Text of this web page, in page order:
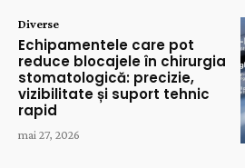
Diverse
Echipamentele care pot
reduce blocajele în chirurgia
stomatologică: precizie,
vizibilitate și suport tehnic
rapid
mai 27, 2026